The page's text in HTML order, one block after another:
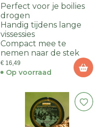
Perfect voor je boilies
drogen
Handig tijdens lange
vissessies
Compact mee te
nemen naar de stek
€ 16,49
Op voorraad